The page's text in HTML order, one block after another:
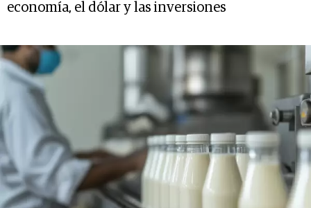
economía, el dólar y las inversiones